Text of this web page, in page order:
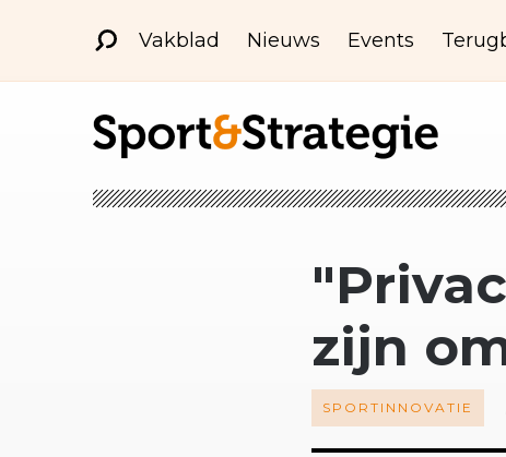
Vakblad Nieuws Events
zijn
SPORTINNOVATIE